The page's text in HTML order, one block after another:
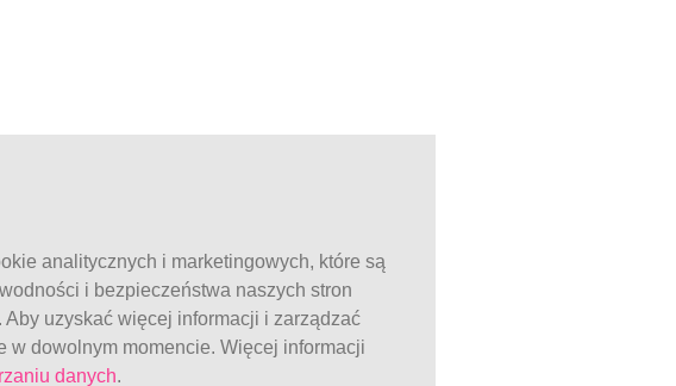
analitycznych i marketingowych, które są
i bezpieczeństwa naszych stron
uzyskać więcej informacji i zarządzać
w dowolnym momencie. Więcej informacji
danych.